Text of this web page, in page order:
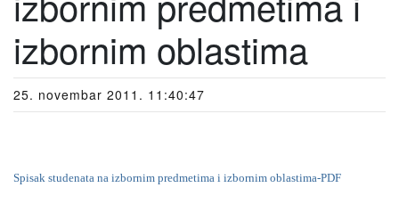
izbornim oblastima
25. novembar 2011. 11:40:47
Spisak studenata na izbornim predmetima i izbornim oblastima-PDF